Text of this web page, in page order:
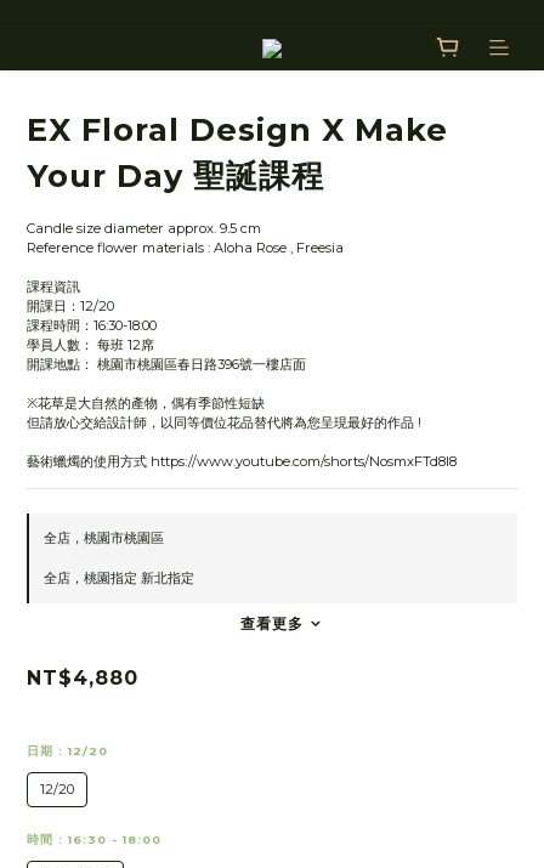
EX Floral Design X Make
Your Day 聖誕課程
Candle size diameter approx. 9.5 cm
Reference flower materials : Aloha Rose , Freesia
課程資訊
開課日：12/20
課程時間：16:30-18:00
學員人數： 每班 12席
開課地點： 桃園市桃園區春日路396號一樓店面
※花草是大自然的產物，偶有季節性短缺
但請放心交給設計師，以同等價位花品替代將為您呈現最好的作品 !
藝術蠟燭的使用方式 https://www.youtube.com/shorts/NosmxFTd8I8
全店，桃園市桃園區
全店，桃園指定 新北指定
查看更多
NT$4,880
日期 : 12/20
12/20
時間 : 16:30 - 18:00